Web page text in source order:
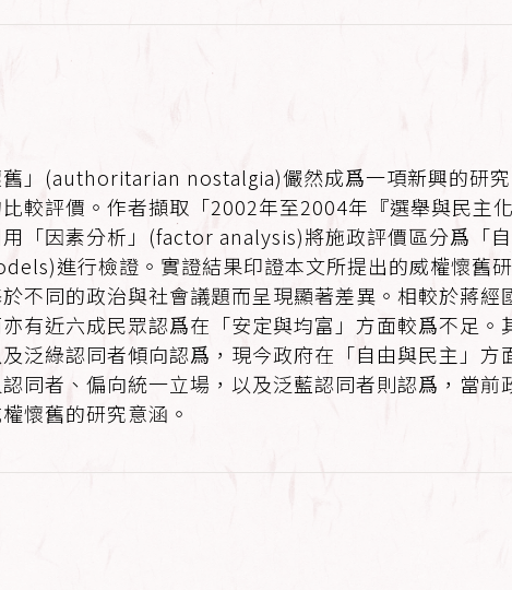
」(authoritarian nostalgia)儼然成爲一項新興的研
較評價。作者擷取「2002年至2004年『選舉與民主
「因素分析」(factor analysis)將施政評價區分爲「
進行檢證。實證結果印證本文所提出的威權懷舊
不同的政治與社會議題而呈現顯著差異。相較於蔣
有近六成民眾認爲在「安定與均富」方面較爲不足
泛綠認同者傾向認爲，現今政府在「自由與民主」
同者、偏向統一立場，以及泛藍認同者則認爲，當
懷舊的研究意涵。